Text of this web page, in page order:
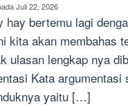
Juli 22, 2026
hay bertemu lagi
kita akan membahas
ulasan lengkap nya
Kata argumentasi
yaitu […]